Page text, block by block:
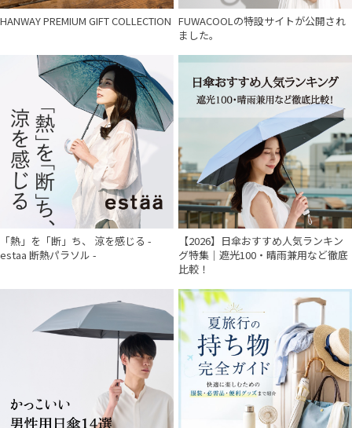
HANWAY PREMIUM GIFT COLLECTION FUWACOOLの特設サイトが公開され
ました。
「熱」を「断」ち、 涼を感じる -
estaa 断熱パラソル -
【2026】日傘おすすめ人気ランキン
グ特集｜遮光100・晴雨兼用など徹底
比較！